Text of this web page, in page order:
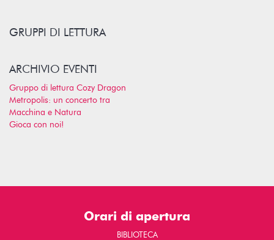
GRUPPI DI LETTURA
ARCHIVIO EVENTI
Gruppo di lettura Cozy Dragon
Metropolis: un concerto tra
Macchina e Natura
Gioca con noi!
Orari di apertura
BIBLIOTECA